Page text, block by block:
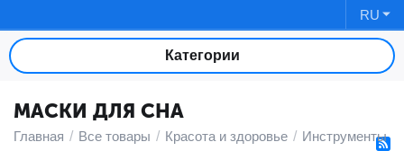
RU
Категории
МАСКИ ДЛЯ СНА
Главная / Все товары / Красота и здоровье / Инструменты и